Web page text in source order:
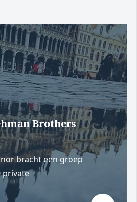
Brothers
bracht een groep
private